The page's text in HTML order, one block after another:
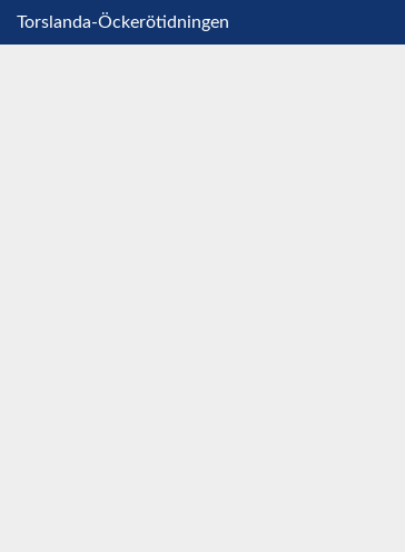
Torslanda-Öckerötidningen